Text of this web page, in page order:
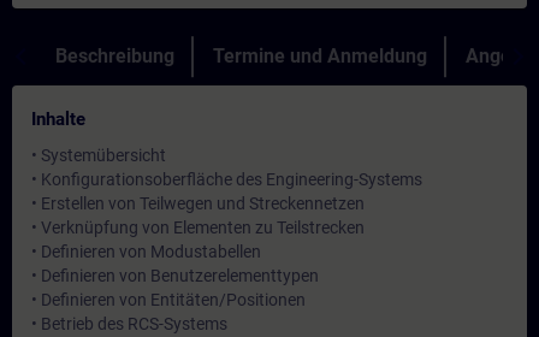
Beschreibung Termine und Anmeldung Angebot
Inhalte
• Systemübersicht
• Konfigurationsoberfläche des Engineering-Systems
• Erstellen von Teilwegen und Streckennetzen
• Verknüpfung von Elementen zu Teilstrecken
• Definieren von Modustabellen
• Definieren von Benutzerelementtypen
• Definieren von Entitäten/Positionen
• Betrieb des RCS-Systems